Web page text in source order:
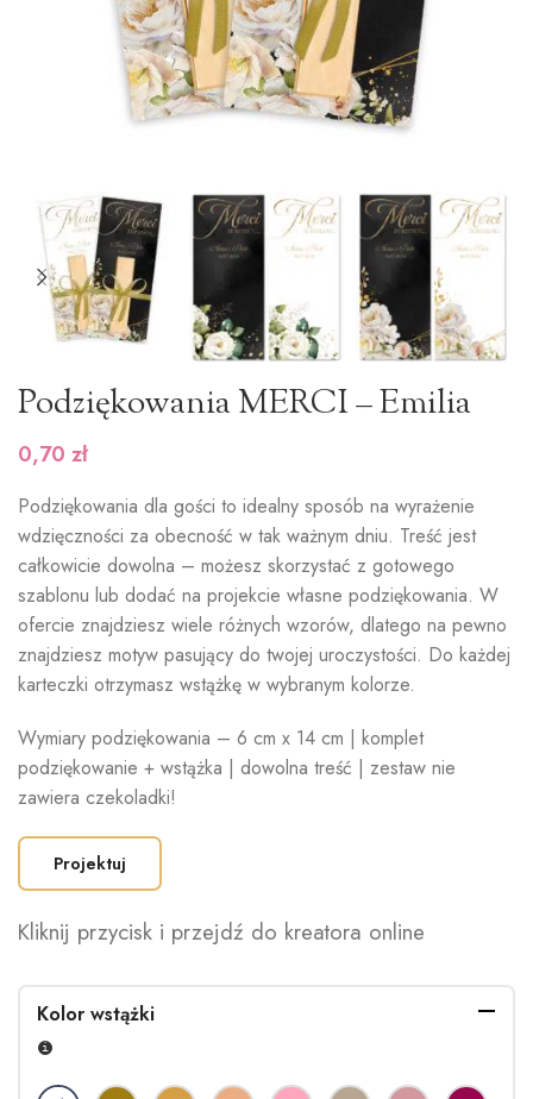
Podziękowania MERCI – Emilia
0,70 zł
Podziękowania dla gości to idealny sposób na wyrażenie
wdzięczności za obecność w tak ważnym dniu. Treść jest
całkowicie dowolna – możesz skorzystać z gotowego
szablonu lub dodać na projekcie własne podziękowania. W
ofercie znajdziesz wiele różnych wzorów, dlatego na pewno
znajdziesz motyw pasujący do twojej uroczystości. Do każdej
karteczki otrzymasz wstążkę w wybranym kolorze.
Wymiary podziękowania – 6 cm x 14 cm | komplet
podziękowanie + wstążka | dowolna treść | zestaw nie
zawiera czekoladki!
Projektuj
Kliknij przycisk i przejdź do kreatora online
Kolor wstążki